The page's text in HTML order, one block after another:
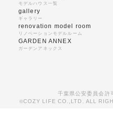
モデルハウス一覧
gallery
ギャラリー
renovation model room
リノベーションモデルルーム
GARDEN ANNEX
ガーデンアネックス
千葉県公安委員会
©COZY LIFE CO.,LTD. ALL